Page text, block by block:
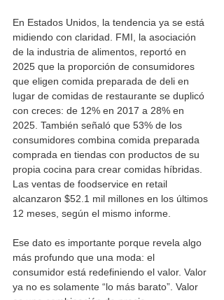
En Estados Unidos, la tendencia ya se está
midiendo con claridad. FMI, la asociación
de la industria de alimentos, reportó en
2025 que la proporción de consumidores
que eligen comida preparada de deli en
lugar de comidas de restaurante se duplicó
con creces: de 12% en 2017 a 28% en
2025. También señaló que 53% de los
consumidores combina comida preparada
comprada en tiendas con productos de su
propia cocina para crear comidas híbridas.
Las ventas de foodservice en retail
alcanzaron $52.1 mil millones en los últimos
12 meses, según el mismo informe.
Ese dato es importante porque revela algo
más profundo que una moda: el
consumidor está redefiniendo el valor. Valor
ya no es solamente “lo más barato”. Valor